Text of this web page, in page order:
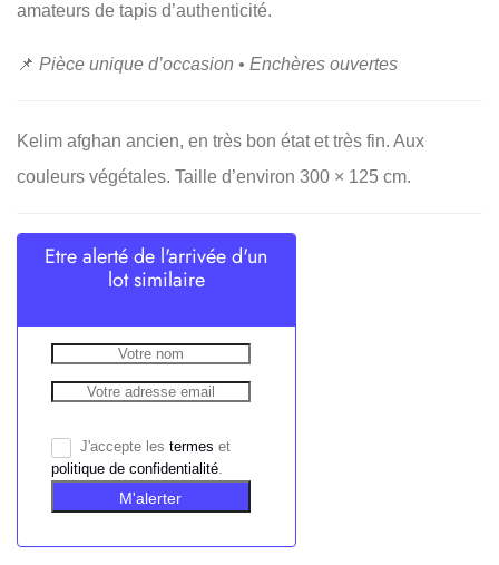
amateurs de tapis d’authenticité.
📌 Pièce unique d’occasion • Enchères ouvertes
Kelim afghan ancien, en très bon état et très fin. Aux
couleurs végétales. Taille d’environ 300 × 125 cm.
Etre alerté de l'arrivée d'un
lot similaire
J'accepte les termes et
politique de confidentialité.
M'alerter